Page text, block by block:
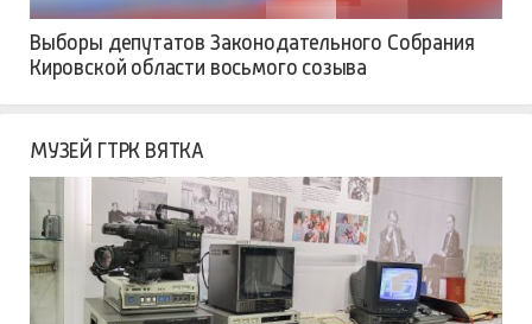
Выборы депутатов Законодательного Собрания
Кировской области восьмого созыва
МУЗЕЙ ГТРК ВЯТКА